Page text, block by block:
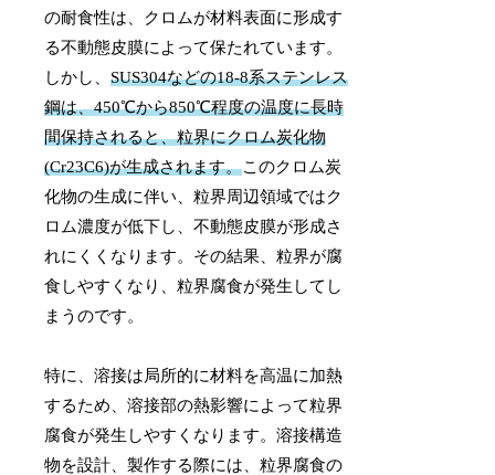
の耐食性は、クロムが材料表面に形成す
る不動態皮膜によって保たれています。
しかし、SUS304などの18-8系ステンレス
鋼は、450℃から850℃程度の温度に長時
間保持されると、粒界にクロム炭化物
(Cr23C6)が生成されます。このクロム炭
化物の生成に伴い、粒界周辺領域ではク
ロム濃度が低下し、不動態皮膜が形成さ
れにくくなります。その結果、粒界が腐
食しやすくなり、粒界腐食が発生してし
まうのです。
特に、溶接は局所的に材料を高温に加熱
するため、溶接部の熱影響によって粒界
腐食が発生しやすくなります。溶接構造
物を設計、製作する際には、粒界腐食の